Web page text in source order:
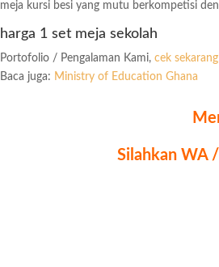
meja kursi besi yang mutu berkompetisi
harga 1 set meja sekolah
Portofolio / Pengalaman Kami,cek
Baca juga: Ministry of Education Ghana
Silahkan WA